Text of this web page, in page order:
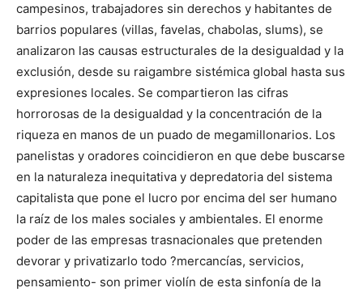
campesinos, trabajadores sin derechos y habitantes de
barrios populares (villas, favelas, chabolas, slums), se
analizaron las causas estructurales de la desigualdad y la
exclusión, desde su raigambre sistémica global hasta sus
expresiones locales. Se compartieron las cifras
horrorosas de la desigualdad y la concentración de la
riqueza en manos de un puado de megamillonarios. Los
panelistas y oradores coincidieron en que debe buscarse
en la naturaleza inequitativa y depredatoria del sistema
capitalista que pone el lucro por encima del ser humano
la raíz de los males sociales y ambientales. El enorme
poder de las empresas trasnacionales que pretenden
devorar y privatizarlo todo ?mercancías, servicios,
pensamiento- son primer violín de esta sinfonía de la